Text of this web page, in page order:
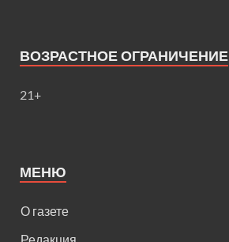
ВОЗРАСТНОЕ ОГРАНИЧЕНИЕ
21+
МЕНЮ
О газете